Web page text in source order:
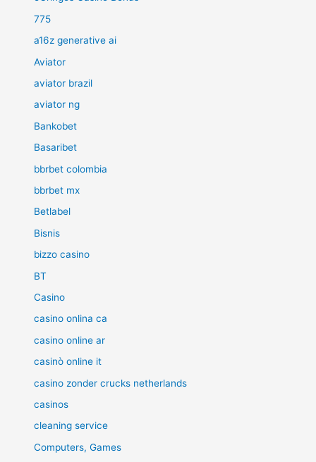
775
a16z generative ai
Aviator
aviator brazil
aviator ng
Bankobet
Basaribet
bbrbet colombia
bbrbet mx
Betlabel
Bisnis
bizzo casino
BT
Casino
casino onlina ca
casino online ar
casinò online it
casino zonder crucks netherlands
casinos
cleaning service
Computers, Games